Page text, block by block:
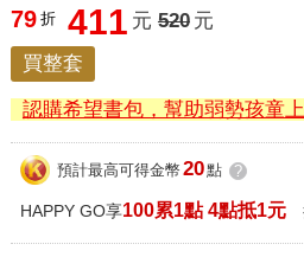
79 折 411 元 520 元
買整套
認購希望書包，幫助弱勢孩童
預計最高可得金幣 20點 ?
HAPPY GO享100累1點 4點抵1元